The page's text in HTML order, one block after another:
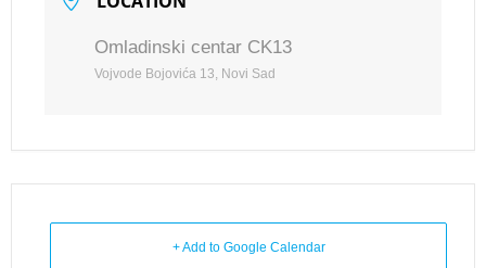
Omladinski centar CK13
Vojvode Bojovića 13, Novi Sad
+ Add to Google Calendar